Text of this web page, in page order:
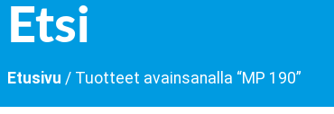
Etsi
Etusivu / Tuotteet avainsanalla “MP 190”